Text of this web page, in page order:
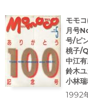
モモ
月号
号/ピ
桃子/
中江
鈴木
小林
1992